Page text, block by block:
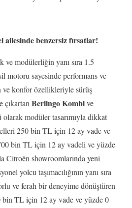
benzersiz fırsatlar!
ve modülerliğin yanı sıra 1.5
motoru sayesinde performans ve
ve konfor özellikleriyle sürüş
çıkartan Berlingo Kombive
olarak modüler tasarımıyla dikkat
250 bin TL için 12 ay vade ve
bin TL için 12 ay vadeli ve yüzde
Citroën showroomlarında yeni
yolcu taşımacılığının yanı sıra
ve ferah bir deneyime dönüştüren
bin TL için 12 ay vade ve yüzde 0